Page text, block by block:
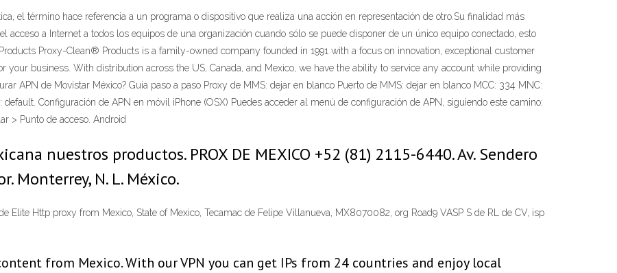
el término hace referencia a un programa o dispositivo que realiza una acción en representación de otro.Su finalidad más
acceso a Internet a todos los equipos de una organización cuando sólo se puede disponer de un único equipo conectado, esto
Proxy-Clean® Products is a family-owned company founded in 1991 with a focus on innovation, exceptional customer
your business. With distribution across the US, Canada, and Mexico, we have the ability to service any account while providing
APN de Movistar México? Guía paso a paso Proxy de MMS: dejar en blanco Puerto de MMS: dejar en blanco MCC: 334 MNC:
Configuración de APN en móvil iPhone (OSX) Puedes acceder al menú de configuración de APN, siguiendo este camino:
> Punto de acceso. Android
nuestros productos. PROX DE MEXICO +52 (81) 2115-6440. Av. Sendero
Monterrey, N. L. México.
Elite Http proxy from Mexico, State of Mexico, Tecamac de Felipe Villanueva, MX8070082, org Road9 VASP S de RL de CV, isp
from Mexico. With our VPN you can get IPs from 24 countries and enjoy local